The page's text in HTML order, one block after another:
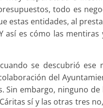
todo es
estas entidades, al
así es cómo las
se descubrió ese
del
embargo, ninguno
sí y las otras tres